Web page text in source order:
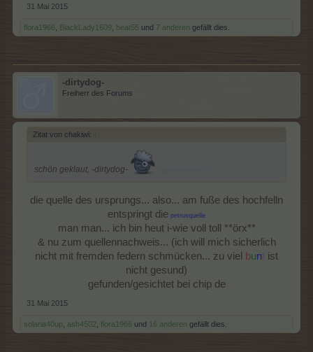
31 Mai 2015
flora1966 BlackLady1609 beat55 und 7 anderen gefällt dies.
-dirtydog-
Freiherr des Forums
Zitat von chakiwi: ↑
schön geklaut, -dirtydog-
die quelle des ursprungs... also... am fuße des hochfelln
entspringt die petrusquelle
man man... ich bin heut i-wie voll toll **örx**
& nu zum quellennachweis... (ich will mich sicherlich
nicht mit fremden federn schmücken... zu viel
bun
ist
nicht gesund)
gefunden/gesichtet bei chip de​
31 Mai 2015
solaria40up ash4502 flora1966 und 16 anderen gefällt dies.